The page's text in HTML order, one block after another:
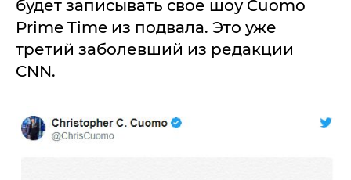
будет записывать свое шоу Cuomo
Prime Time из подвала. Это уже
третий заболевший из редакции
CNN.